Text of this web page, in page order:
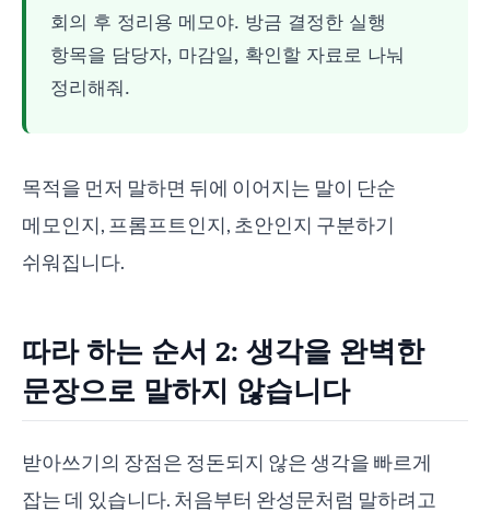
회의 후 정리용 메모야. 방금 결정한 실행
항목을 담당자, 마감일, 확인할 자료로 나눠
정리해줘.
목적을 먼저 말하면 뒤에 이어지는 말이 단순
메모인지, 프롬프트인지, 초안인지 구분하기
쉬워집니다.
따라 하는 순서 2: 생각을 완벽한
문장으로 말하지 않습니다
받아쓰기의 장점은 정돈되지 않은 생각을 빠르게
잡는 데 있습니다. 처음부터 완성문처럼 말하려고